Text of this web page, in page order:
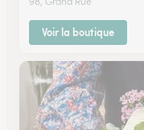
Voir la boutique